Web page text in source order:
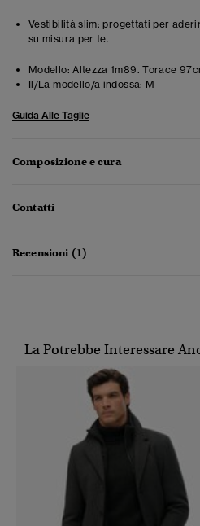
Vestibilità slim: progettati per
su misura per te.
Modello: Altezza 1m89. Torace
Il/La modello/a indossa: M
Guida Alle Taglie
Composizione e cura
Contatti
Recensioni (1)
La Potrebbe Interessare